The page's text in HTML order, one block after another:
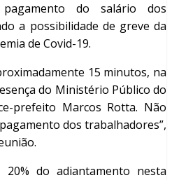
do salário dos
a possibilidade de greve da
de Covid-19.
15 minutos, na
do Ministério Público do
prefeito Marcos Rotta. Não
dos trabalhadores”,
20% do adiantamento nesta